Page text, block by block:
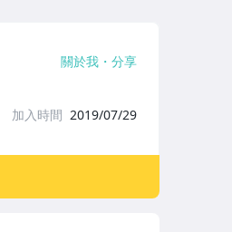
關於我 分享
加入時間 2019/07/29